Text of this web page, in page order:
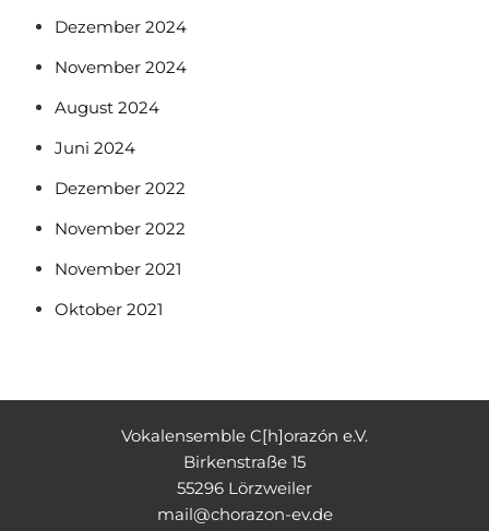
Dezember 2024
November 2024
August 2024
Juni 2024
Dezember 2022
November 2022
November 2021
Oktober 2021
Vokalensemble C[h]orazón e.V.
Birkenstraße 15
55296 Lörzweiler
mail@chorazon-ev.de